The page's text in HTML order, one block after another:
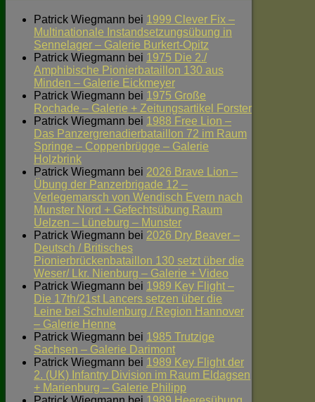
Patrick Wiegmann bei 1999 Clever Fix –
Multinationale Instandsetzungsübung in
Sennelager – Galerie Burkert-Opitz
Patrick Wiegmann bei 1975 Die 2./
Amphibische Pionierbataillon 130 aus
Minden – Galerie Eickmeyer
Patrick Wiegmann bei 1975 Große
Rochade – Galerie + Zeitungsartikel Forster
Patrick Wiegmann bei 1988 Free Lion –
Das Panzergrenadierbataillon 72 im Raum
Springe – Coppenbrügge – Galerie
Holzbrink
Patrick Wiegmann bei 2026 Brave Lion –
Übung der Panzerbrigade 12 –
Verlegemarsch von Wendisch Evern nach
Munster Nord + Gefechtsübung Raum
Uelzen – Lüneburg – Munster
Patrick Wiegmann bei 2026 Dry Beaver –
Deutsch / Britisches
Pionierbrückenbataillon 130 setzt über die
Weser/ Lkr. Nienburg – Galerie + Video
Patrick Wiegmann bei 1989 Key Flight –
Die 17th/21st Lancers setzen über die
Leine bei Schulenburg / Region Hannover
– Galerie Henne
Patrick Wiegmann bei 1985 Trutzige
Sachsen – Galerie Darimont
Patrick Wiegmann bei 1989 Key Flight der
2. (UK) Infantry Division im Raum Eldagsen
+ Marienburg – Galerie Philipp